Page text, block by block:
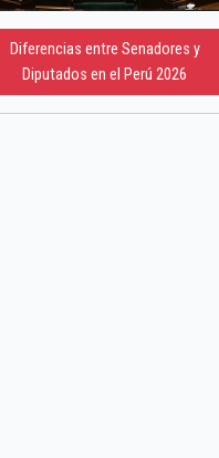
Diferencias entre Senadores y
Diputados en el Perú 2026